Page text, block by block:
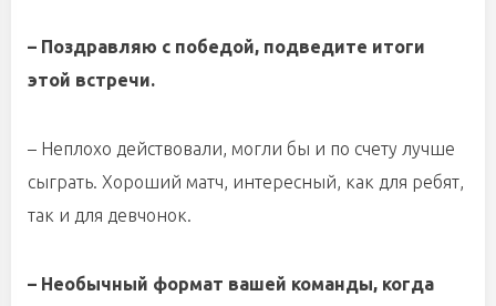
– Поздравляю с победой, подведите итоги
этой встречи.
– Неплохо действовали, могли бы и по счету лучше
сыграть. Хороший матч, интересный, как для ребят,
так и для девчонок.
– Необычный формат вашей команды, когда